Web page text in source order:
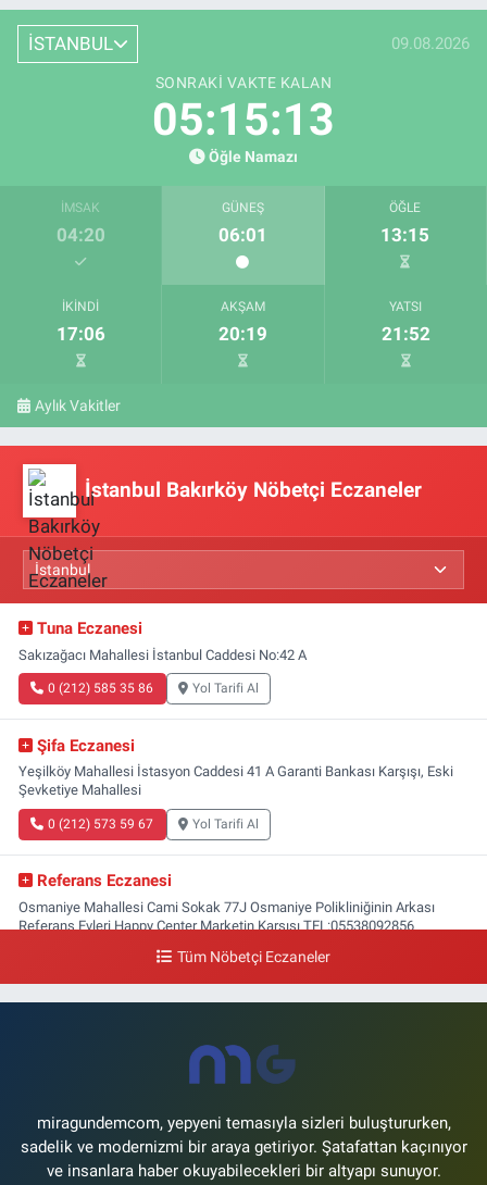
İSTANBUL 09.08.2026
SONRAKI VAKTE KALAN
05:15:12
Öğle Namazı
İMSAK
04:20
GÜNEŞ
06:01
ÖĞLE
13:15
İKINDI
17:06
AKŞAM
20:19
YATSI
21:52
Aylık Vakitler
İstanbul Bakırköy Nöbetçi Eczaneler
Tuna Eczanesi
Sakızağacı Mahallesi İstanbul Caddesi No:42 A
0 (212) 585 35 86 Yol Tarifi Al
Şifa Eczanesi
Yeşilköy Mahallesi İstasyon Caddesi 41 A Garanti Bankası Karşışı, Eski
Şevketiye Mahallesi
0 (212) 573 59 67 Yol Tarifi Al
Referans Eczanesi
Osmaniye Mahallesi Cami Sokak 77J Osmaniye Polikliniğinin Arkası
Referans Evleri Happy Center Marketin Karşısı TEL:05538092856
Yol Tarifi Al
Şenlikköy Mahallesi Harman Sokak 43 4B Flyinn Avm yaya girişi karşısı,
Tüm Nöbetçi Eczaneler
miragundemcom, yepyeni temasıyla sizleri buluştururken,
sadelik ve modernizmi bir araya getiriyor. Şatafattan kaçınıyor
ve insanlara haber okuyabilecekleri bir altyapı sunuyor.